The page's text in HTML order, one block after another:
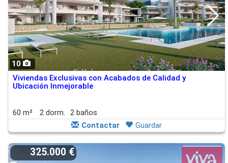
10
Viviendas Exclusivas con Acabados de Calidad y
Ubicación Inmejorable
60 m² 2 dorm.
2 baños
Contactar
Guardar
325.000 €